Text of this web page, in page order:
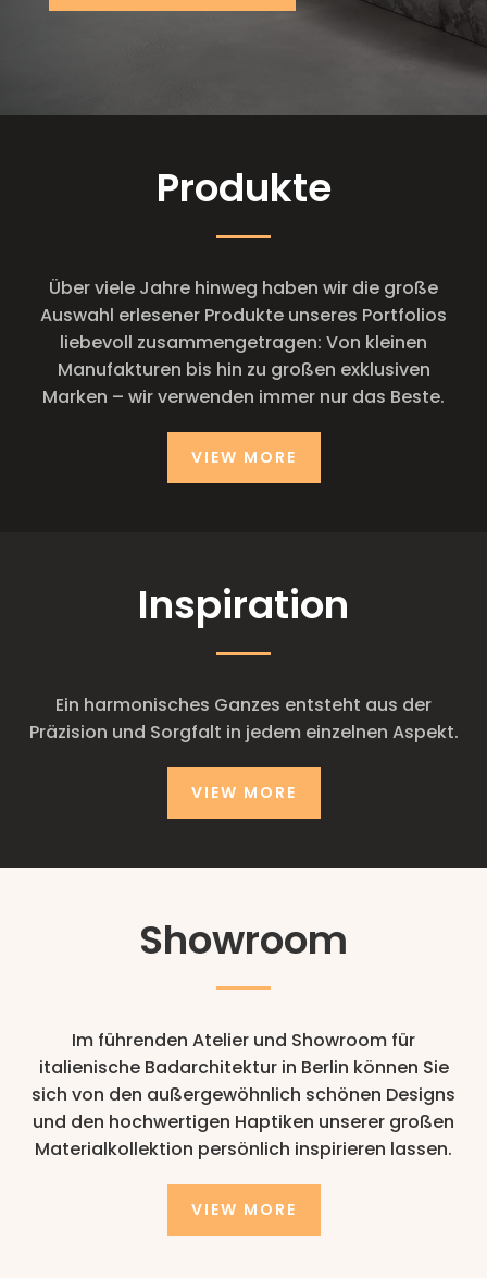
Produkte
Über viele Jahre hinweg haben wir die große
Auswahl erlesener Produkte unseres Portfolios
liebevoll zusammengetragen: Von kleinen
Manufakturen bis hin zu großen exklusiven
Marken – wir verwenden immer nur das Beste.
VIEW MORE
Inspiration
Ein harmonisches Ganzes entsteht aus der
Präzision und Sorgfalt in jedem einzelnen Aspekt.
VIEW MORE
Showroom
Im führenden Atelier und Showroom für
italienische Badarchitektur in Berlin können Sie
sich von den außergewöhnlich schönen Designs
und den hochwertigen Haptiken unserer großen
Materialkollektion persönlich inspirieren lassen.
VIEW MORE